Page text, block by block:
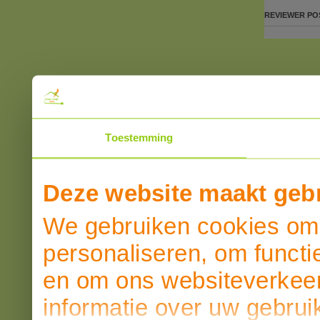
Toestemming
Deze website maakt
We gebruiken cookies
personaliseren, om
en om ons
informatie over uw
REVIEWER